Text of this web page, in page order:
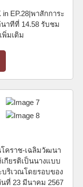
EP.28|พาสักการะ
าทีที่ 14.58 รับชม
พิ่มเติม
โคราช-เฉลิมวัฒนา
กียรติเป็นนางแบบ
ริเวณโดยรอบของ
นที่ 23 มีนาคม 2567